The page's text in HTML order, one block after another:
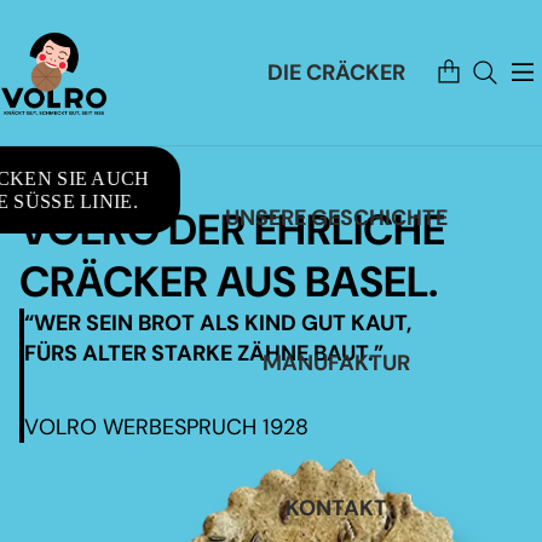
DIE CRÄCKER
UNSERE GESCHICHTE
MANUFAKTUR
KONTAKT
Artikel
im
Warenkorb
SIE AUCH
SÜSSE LINIE.
VOLRO DER EHRLICHE
CRÄCKER AUS BASEL.
“WER SEIN BROT ALS KIND GUT KAUT,
FÜRS ALTER STARKE ZÄHNE BAUT.”
VOLRO WERBESPRUCH 1928